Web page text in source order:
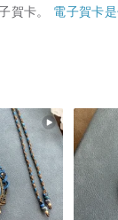
賀卡。 電子賀卡